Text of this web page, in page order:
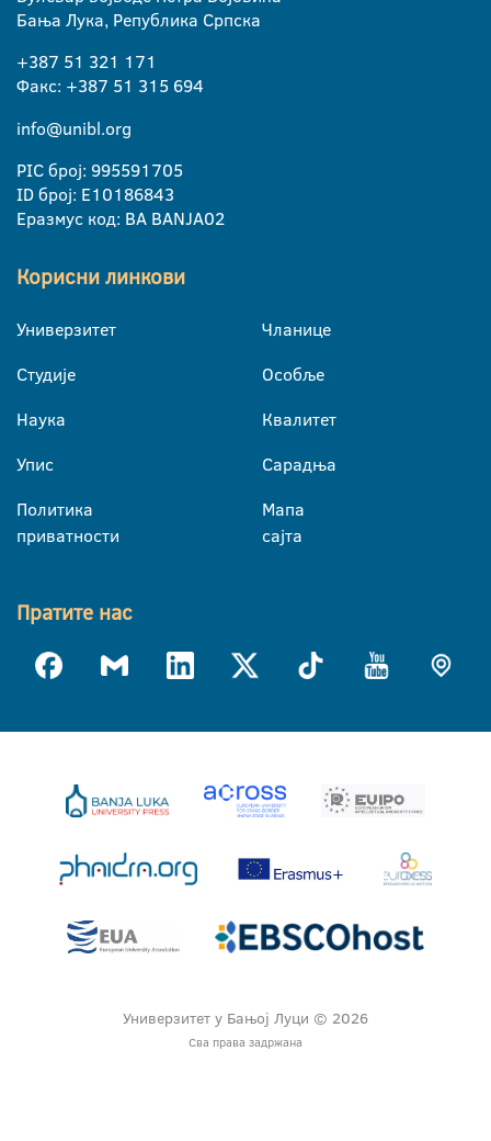
Бања Лука, Република Српска
+387 51 321 171
Факс: +387 51 315 694
info@unibl.org
PIC број: 995591705
ID број: E10186843
Еразмус код: BA BANJA02
Корисни линкови
Универзитет
Студије
Наука
Упис
Политика
приватности
Чланице
Особље
Квалитет
Сарадња
Мапа
сајта
Пратите нас
Универзитет у Бањој Луци © 2026
Сва права задржана